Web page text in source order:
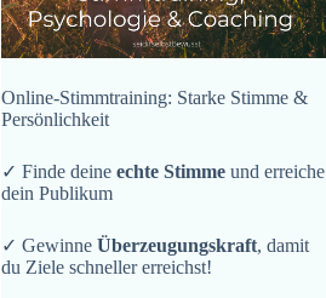
Online-Stimmtraining: Starke Stimme &
Persönlichkeit
✓ Finde deineechte Stimme und erreiche
dein Publikum
✓ GewinneÜberzeugungskraft, damit
du Ziele schneller erreichst!